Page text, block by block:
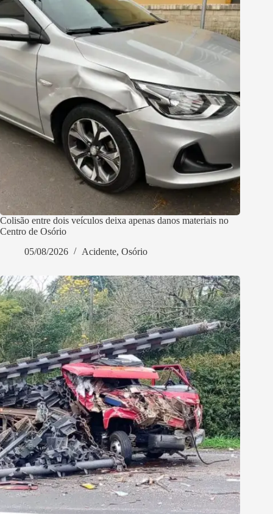
Colisão entre dois veículos deixa apenas danos materiais no
Centro de Osório
05/08/2026
Acidente, Osório